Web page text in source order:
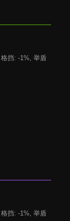
格挡: -1%, 举盾
格挡: -1%, 举盾